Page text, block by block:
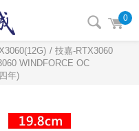
0
技嘉-RTX3060
WINDFORCE OC
年)